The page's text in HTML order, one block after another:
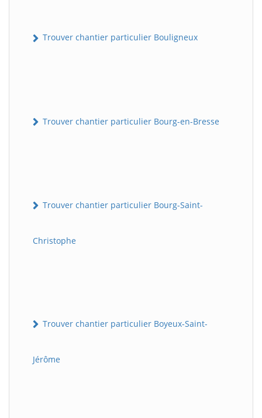
Trouver chantier particulier Bouligneux
Trouver chantier particulier Bourg-en-Bresse
Trouver chantier particulier Bourg-Saint-
Christophe
Trouver chantier particulier Boyeux-Saint-
Jérôme